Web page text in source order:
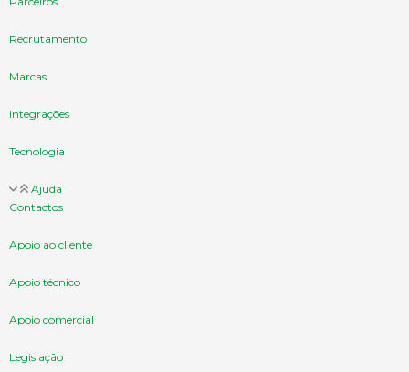
Recrutamento
Marcas
Integrações
Tecnologia
Ajuda
Contactos
Apoio ao cliente
Apoio técnico
Apoio comercial
Legislação